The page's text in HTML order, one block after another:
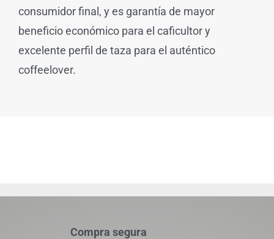
consumidor final, y es garantía de mayor
beneficio económico para el caficultor y
excelente perfil de taza para el auténtico
coffeelover.
Compra segura